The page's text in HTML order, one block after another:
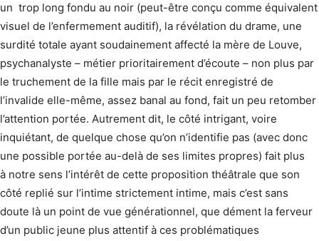
un trop long fondu au noir (peut-être conçu comme équivalent
visuel de l’enfermement auditif), la révélation du drame, une
surdité totale ayant soudainement affecté la mère de Louve,
psychanalyste – métier prioritairement d’écoute – non plus par
le truchement de la fille mais par le récit enregistré de
l’invalide elle-même, assez banal au fond, fait un peu retomber
l’attention portée. Autrement dit, le côté intrigant, voire
inquiétant, de quelque chose qu’on n’identifie pas (avec donc
une possible portée au-delà de ses limites propres) fait plus
à notre sens l’intérêt de cette proposition théâtrale que son
côté replié sur l’intime strictement intime, mais c’est sans
doute là un point de vue générationnel, que dément la ferveur
d’un public jeune plus attentif à ces problématiques